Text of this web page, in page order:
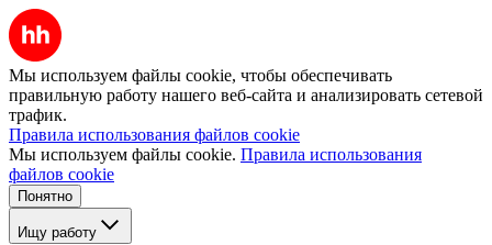
Мы используем файлы cookie, чтобы обеспечивать
правильную работу нашего веб-сайта и анализировать сетевой
трафик.
Правила использования файлов cookie
Мы используем файлы cookie. Правила использования
файлов cookie
Понятно
Ищу работу